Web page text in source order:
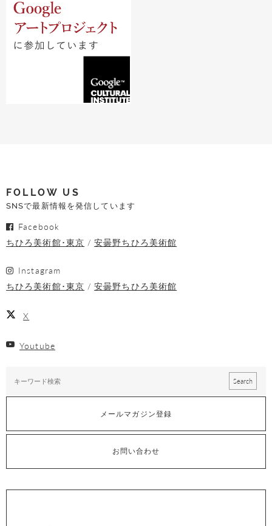
FOLLOW US
SNSで最新情報を発信しています
Facebook
ちひろ美術館･東京
安曇野ちひろ美術館
Instagram
ちひろ美術館･東京
安曇野ちひろ美術館
X
Youtube
メールマガジン登録
お問い合わせ